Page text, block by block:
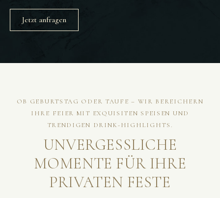
Jetzt anfragen
OB GEBURTSTAG ODER TAUFE – WIR BEREICHERN
IHRE FEIER MIT EXQUISITEN SPEISEN UND
TRENDIGEN DRINK-HIGHLIGHTS.
UNVERGESSLICHE
MOMENTE FÜR IHRE
PRIVATEN FESTE